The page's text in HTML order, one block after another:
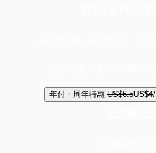
年付・周年特惠 US$6.5US$4/